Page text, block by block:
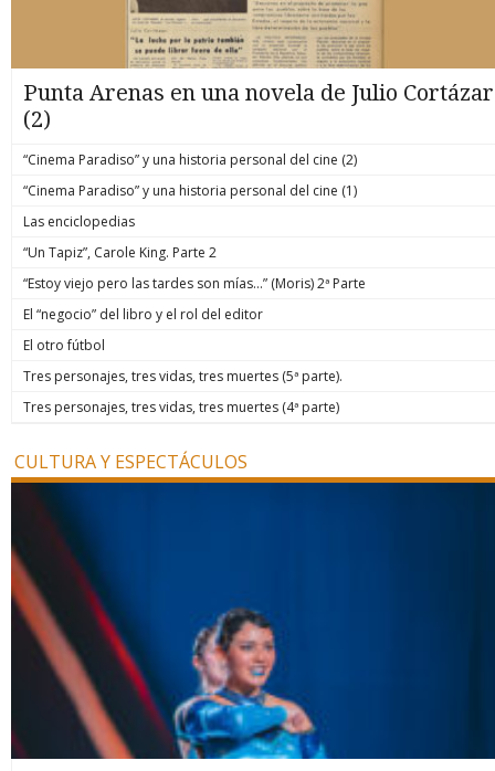
Punta Arenas en una novela de Julio Cortázar
(2)
“Cinema Paradiso” y una historia personal del cine (2)
“Cinema Paradiso” y una historia personal del cine (1)
Las enciclopedias
“Un Tapiz”, Carole King. Parte 2
“Estoy viejo pero las tardes son mías…” (Moris) 2ª Parte
El “negocio” del libro y el rol del editor
El otro fútbol
Tres personajes, tres vidas, tres muertes (5ª parte).
Tres personajes, tres vidas, tres muertes (4ª parte)
CULTURA Y ESPECTÁCULOS